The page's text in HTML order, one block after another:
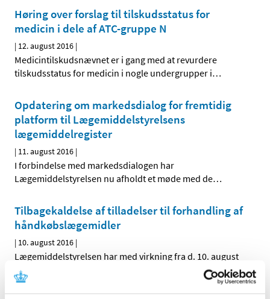
Høring over forslag til tilskudsstatus for
medicin i dele af ATC-gruppe N
| 12. august 2016 |
Medicintilskudsnævnet er i gang med at revurdere
tilskudsstatus for medicin i nogle undergrupper i…
Opdatering om markedsdialog for fremtidig
platform til Lægemiddelstyrelsens
lægemiddelregister
| 11. august 2016 |
I forbindelse med markedsdialogen har
Lægemiddelstyrelsen nu afholdt et møde med de…
Tilbagekaldelse af tilladelser til forhandling af
håndkøbslægemidler
| 10. august 2016 |
Lægemiddelstyrelsen har med virkning fra d. 10. august
2016 tilbagekaldt § 39 tilladelse til detailforhandling af…